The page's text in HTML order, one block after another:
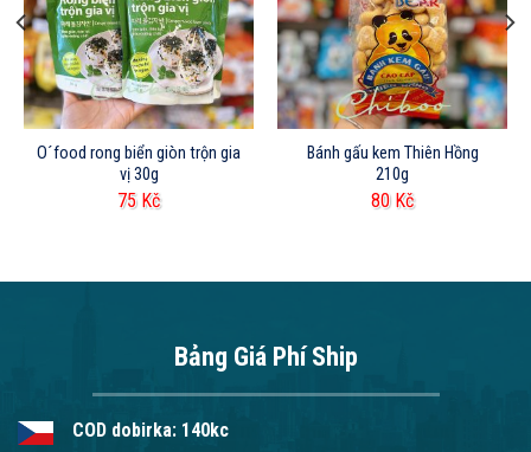
O´food rong biển giòn trộn gia
vị 30g
75 Kč
Bánh gấu kem Thiên Hồng
210g
80 Kč
Bảng Giá Phí Ship
COD dobirka: 140kc